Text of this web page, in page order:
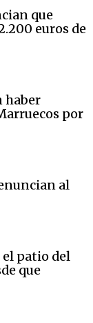
que
euros de
haber
por
al
el patio del
que